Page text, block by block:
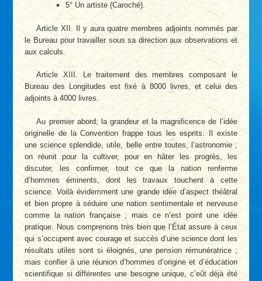
5° Un artiste (Caroché).
Article XII. Il y aura quatre membres adjoints nommés par
le Bureau pour travailler sous sa direction aux observations et
aux calculs.
Article XIII. Le traitement des membres composant le
Bureau des Longitudes est fixé à 8000 livres, et celui des
adjoints à 4000 livres.
Au premier abord, la grandeur et la magnificence de l’idée
originelle de la Convention frappe tous les esprits. Il existe
une science splendide, utile, belle entre toutes, l’astronomie ;
on réunit pour la cultiver, pour en hâter les progrès, les
discuter, les confirmer, tout ce que la nation renferme
d’hommes éminents, dont les travaux touchent à cette
science. Voilà évidemment une grande idée d’aspect théâtral
et bien propre à séduire une nation sentimentale et nerveuse
comme la nation française ; mais ce n’est point une idée
pratique. Nous comprenons très bien que l’État assure à ceux
qui s’occupent avec courage et succès d’une science dont les
résultats utiles sont si éloignés, une pension rémunératrice ;
mais confier à une réunion d’hommes d’origine et d’éducation
scientifique si différentes une besogne unique, c’eût déjà été